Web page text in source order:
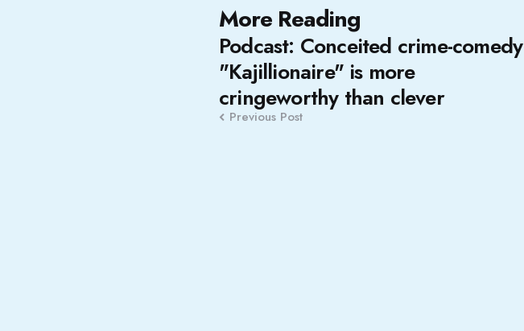
More Reading
Post
navigation
Podcast: Conceited crime-comedy
"Kajillionaire" is more
cringeworthy than clever
Previous Post